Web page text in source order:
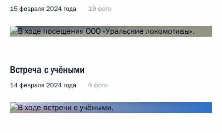
15 февраля 2024 года 19 фото
Встреча с учёными
14 февраля 2024 года 6 фото